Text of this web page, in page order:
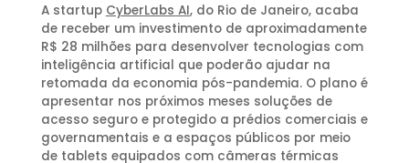
A startup CyberLabs AI, do Rio de Janeiro, acaba
de receber um investimento de aproximadamente
R$ 28 milhões para desenvolver tecnologias com
inteligência artificial que poderão ajudar na
retomada da economia pós-pandemia. O plano é
apresentar nos próximos meses soluções de
acesso seguro e protegido a prédios comerciais e
governamentais e a espaços públicos por meio
de tablets equipados com câmeras térmicas